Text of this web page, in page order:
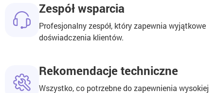
Zespół wsparcia
Profesjonalny zespół, który zapewnia wyjątkowe
doświadczenia klientów.
Rekomendacje techniczne
Wszystko, co potrzebne do zapewnienia wysokiej